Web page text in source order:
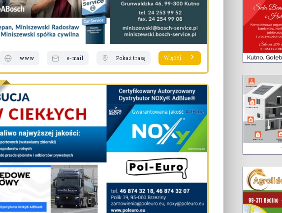
www e-mail Pokaż trasę Więcej